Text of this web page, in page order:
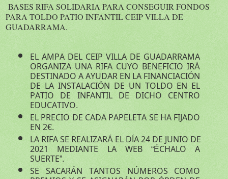
BASES RIFA SOLIDARIA PARA CONSEGUIR FONDOS
PARA TOLDO PATIO INFANTIL CEIP VILLA DE
GUADARRAMA.
EL AMPA DEL CEIP VILLA DE GUADARRAMA
ORGANIZA UNA RIFA CUYO BENEFICIO IRÁ
DESTINADO A AYUDAR EN LA FINANCIACIÓN
DE LA INSTALACIÓN DE UN TOLDO EN EL
PATIO DE INFANTIL DE DICHO CENTRO
EDUCATIVO.
EL PRECIO DE CADA PAPELETA SE HA FIJADO
EN 2€.
LA RIFA SE REALIZARÁ EL DÍA 24 DE JUNIO DE
2021 MEDIANTE LA WEB “ÉCHALO A
SUERTE”.
SE SACARÁN TANTOS NÚMEROS COMO